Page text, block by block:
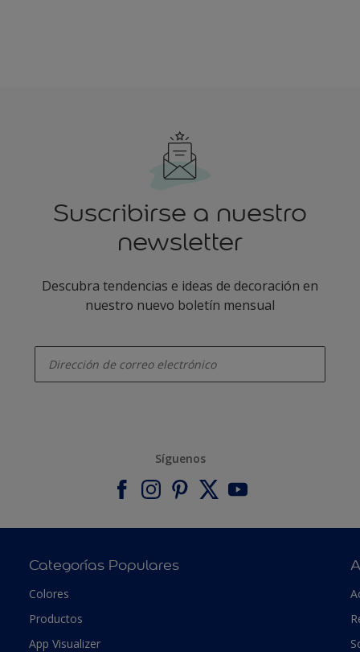
Suscribirse a nuestro
newsletter
Descubra tendencias e ideas de decoración en
nuestro nuevo boletín mensual
Síguenos
Categorías Populares
Colores
Productos
App Visualizer